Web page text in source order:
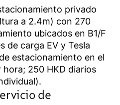
privado
a 2.4m) con 270
ubicados en B1/F
de carga EV y Tesla
estacionamiento en el
250 HKD diarios
de